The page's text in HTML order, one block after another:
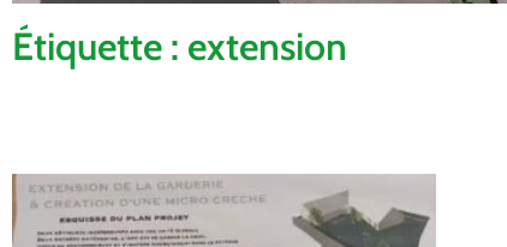
Étiquette : extension